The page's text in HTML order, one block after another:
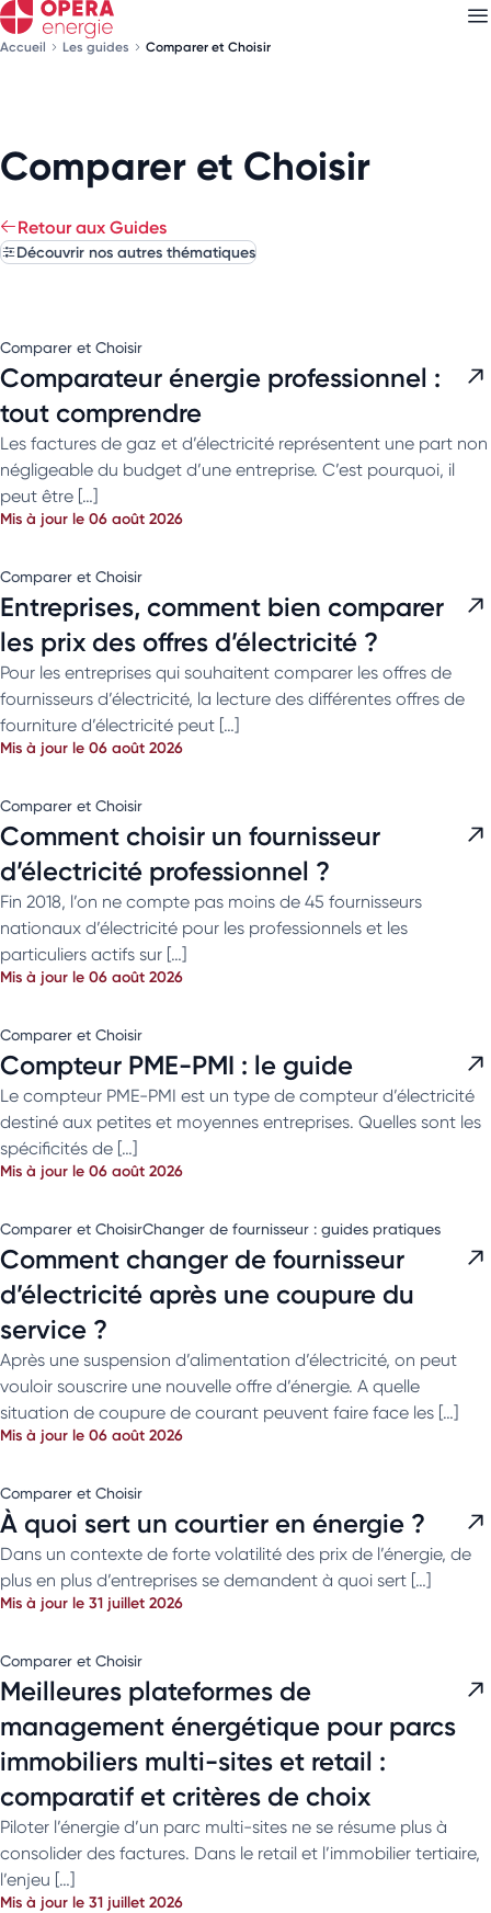
Accueil Les guides Comparer et Choisir
Comparer et Choisir
Retour aux Guides
Découvrir nos autres thématiques
Comparer et Choisir
Comparateur énergie professionnel :
tout comprendre
Les factures de gaz et d’électricité représentent une part non
négligeable du budget d’une entreprise. C’est pourquoi, il
peut être […]
Mis à jour le 06 août 2026
Comparer et Choisir
Entreprises, comment bien comparer
les prix des offres d’électricité ?
Pour les entreprises qui souhaitent comparer les offres de
fournisseurs d’électricité, la lecture des différentes offres de
fourniture d’électricité peut […]
Mis à jour le 06 août 2026
Comparer et Choisir
Comment choisir un fournisseur
d’électricité professionnel ?
Fin 2018, l’on ne compte pas moins de 45 fournisseurs
nationaux d’électricité pour les professionnels et les
particuliers actifs sur […]
Mis à jour le 06 août 2026
Comparer et Choisir
Compteur PME-PMI : le guide
Le compteur PME-PMI est un type de compteur d’électricité
destiné aux petites et moyennes entreprises. Quelles sont les
spécificités de […]
Mis à jour le 06 août 2026
Comparer et ChoisirChanger de fournisseur : guides pratiques
Comment changer de fournisseur
d’électricité après une coupure du
service ?
Après une suspension d’alimentation d’électricité, on peut
vouloir souscrire une nouvelle offre d’énergie. A quelle
situation de coupure de courant peuvent faire face les […]
Mis à jour le 06 août 2026
Comparer et Choisir
À quoi sert un courtier en énergie ?
Dans un contexte de forte volatilité des prix de l’énergie, de
plus en plus d’entreprises se demandent à quoi sert […]
Mis à jour le 31 juillet 2026
Comparer et Choisir
Meilleures plateformes de
management énergétique pour parcs
immobiliers multi-sites et retail :
comparatif et critères de choix
Piloter l’énergie d’un parc multi-sites ne se résume plus à
consolider des factures. Dans le retail et l’immobilier tertiaire,
l’enjeu […]
Mis à jour le 31 juillet 2026
Choisissez les newsletters qui vous intéressent